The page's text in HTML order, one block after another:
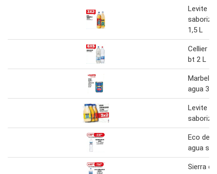
Levite
1,5 L
Cellier
bt 2 L
Marbella
agua
Levite
Eco de
agua sin
Sierra